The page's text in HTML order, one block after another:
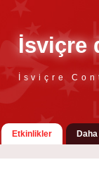
İsviçre
İsviçre
Etkinlikler